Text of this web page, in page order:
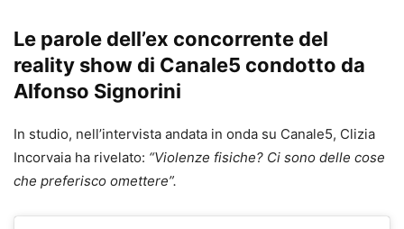
Le parole dell’ex concorrente del
reality show di Canale5 condotto da
Alfonso Signorini
In studio, nell’intervista andata in onda su Canale5, Clizia
Incorvaia ha rivelato: “Violenze fisiche? Ci sono delle cose
che preferisco omettere”.